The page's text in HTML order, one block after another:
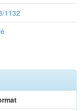
1132